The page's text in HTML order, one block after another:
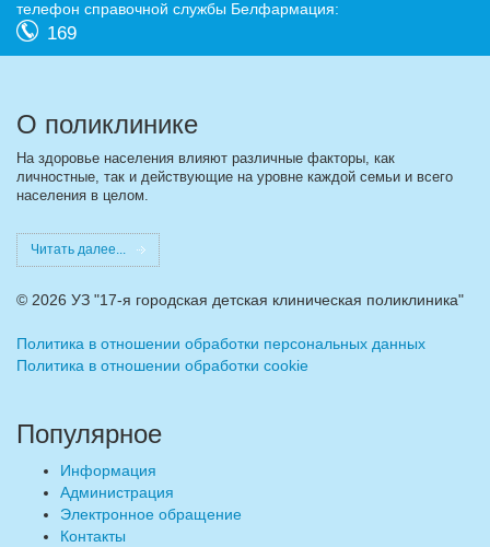
телефон справочной службы Белфармация:
169
О поликлинике
На здоровье населения влияют различные факторы, как
личностные, так и действующие на уровне каждой семьи и всего
населения в целом.
Читать далее...
© 2026 УЗ "17-я городская детская клиническая поликлиника"
Политика в отношении обработки персональных данных
Политика в отношении обработки cookie
Популярное
Информация
Администрация
Электронное обращение
Контакты